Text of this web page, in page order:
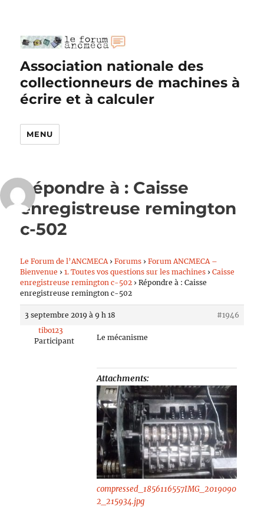
Association nationale des
collectionneurs de machines à
écrire et à calculer
MENU
Répondre à : Caisse
enregistreuse remington
c-502
Le Forum de l’ANCMECA › Forums › Forum ANCMECA –
Bienvenue › 1. Toutes vos questions sur les machines › Caisse
enregistreuse remington c-502 › Répondre à : Caisse
enregistreuse remington c-502
3 septembre 2019 à 9 h 18
#1946
tibo123
Participant
Le mécanisme
Attachments:
compressed_1856116557IMG_2019090
2_215934.jpg